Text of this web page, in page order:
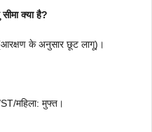
क्या है?
के अनुसार छूट लागू)।
महिला: मुफ्त।